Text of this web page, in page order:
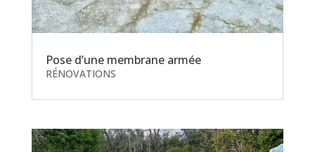
Pose d’une membrane armée
RÉNOVATIONS